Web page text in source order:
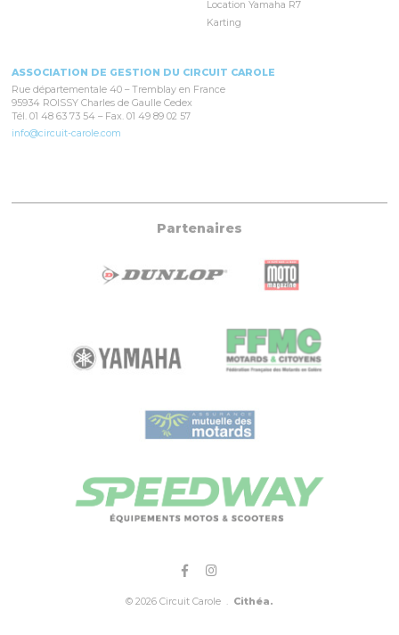
Location Yamaha R7
Karting
ASSOCIATION DE GESTION DU CIRCUIT CAROLE
Rue départementale 40 – Tremblay en France
95934 ROISSY Charles de Gaulle Cedex
Tél. 01 48 63 73 54 – Fax. 01 49 89 02 57
info@circuit-carole.com
Partenaires
© 2026 Circuit Carole . Cithéa.